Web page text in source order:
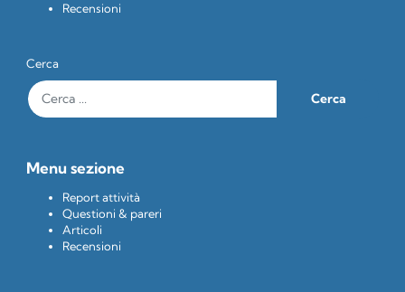
Recensioni
Cerca
Menu sezione
Report attività
Questioni & pareri
Articoli
Recensioni